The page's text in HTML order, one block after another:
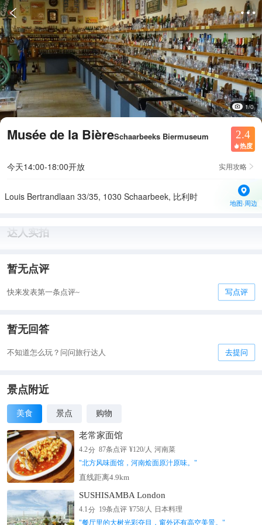
 
1/0
Musée de la BièreSchaarbeeks Biermuseum 2.4
 热度
今天14:00-18:00开放 实用攻略 
Louis Bertrandlaan 33/35, 1030 Schaarbeek, 比利时
地图·周边
达人实拍
暂无点评
快来发表第一条点评~ 写点评
暂无回答
不知道怎么玩？问问旅行达人 去提问
景点附近
美食 景点 购物
老常家面馆
4.2分 87条点评 ¥120/人 河南菜
"北方风味面馆，河南烩面原汁原味。 "
直线距离4.9km
SUSHISAMBA London
4.1分 19条点评 ¥758/人 日本料理
"餐厅里的大树光彩夺目，窗外还有高空美景。 "